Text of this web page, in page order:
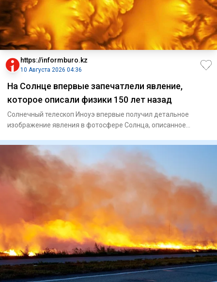
https://informburo.kz
10 Августа 2026 04:36
На Солнце впервые запечатлели явление,
которое описали физики 150 лет назад
Солнечный телескоп Иноуэ впервые получил детальное
изображение явления в фотосфере Солнца, описанное